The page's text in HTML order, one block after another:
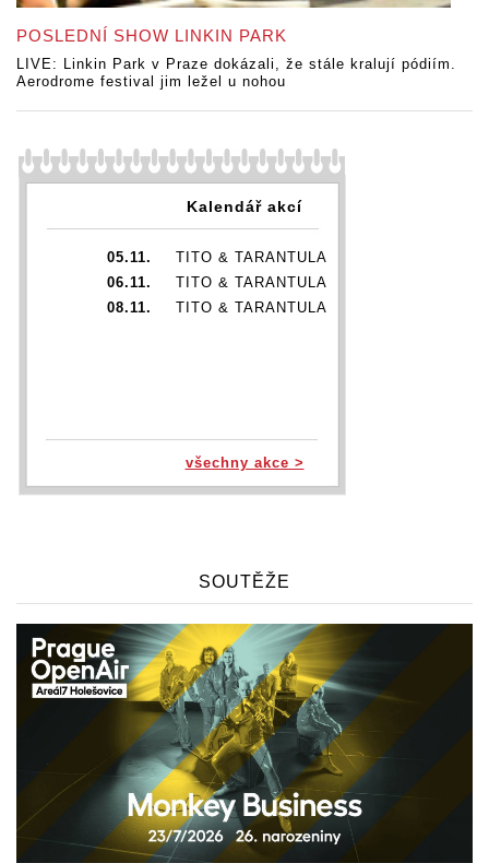
POSLEDNÍ SHOW LINKIN PARK
LIVE: Linkin Park v Praze dokázali, že stále kralují pódiím.
Aerodrome festival jim ležel u nohou
Kalendář akcí
05.11.
TITO & TARANTULA
06.11.
TITO & TARANTULA
08.11.
TITO & TARANTULA
všechny akce >
SOUTĚŽE